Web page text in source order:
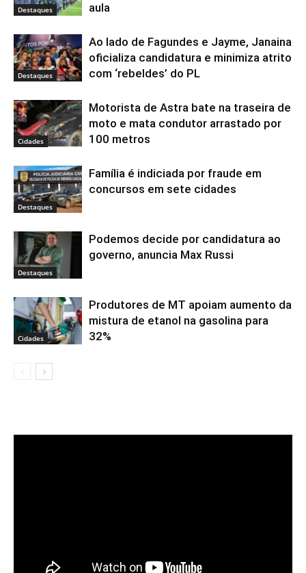
Destaques
aula
Destaques
Ao lado de Fagundes e Jayme, Janaina
oficializa candidatura e minimiza atrito
com ‘rebeldes’ do PL
Cidades
Motorista de Astra bate na traseira de
moto e mata condutor arrastado por
100 metros
Destaques
Família é indiciada por fraude em
concursos em sete cidades
Destaques
Podemos decide por candidatura ao
governo, anuncia Max Russi
Cidades
Produtores de MT apoiam aumento da
mistura de etanol na gasolina para
32%